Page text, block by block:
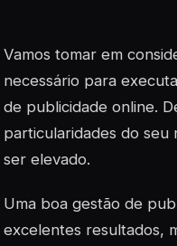
Vamos tomar em
necessário para
de publicidade online.
particularidades do
ser elevado.
Uma boa gestão de
excelentes resultados,